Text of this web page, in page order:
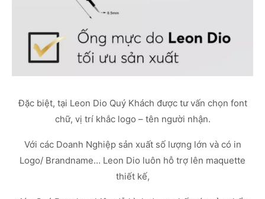
Đặc biệt, tại Leon Dio Quý Khách được tư vấn chọn font
chữ, vị trí khắc logo – tên người nhận.
Với các Doanh Nghiệp sản xuất số lượng lớn và có in
Logo/ Brandname… Leon Dio luôn hỗ trợ lên maquette
thiết kế,